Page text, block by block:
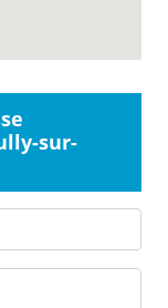
sur-